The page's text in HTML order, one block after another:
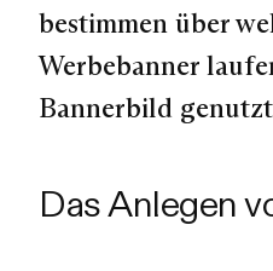
bestimmen über
Werbebanner
Bannerbild
Das Anlegen